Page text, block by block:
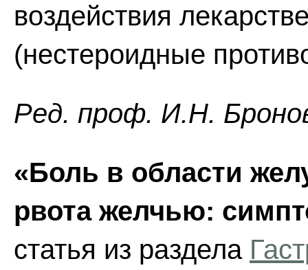
воздействия
(нестероидные
Ред. проф. И.Н.
«Боль в области
рвота желчью:
статья из раздела